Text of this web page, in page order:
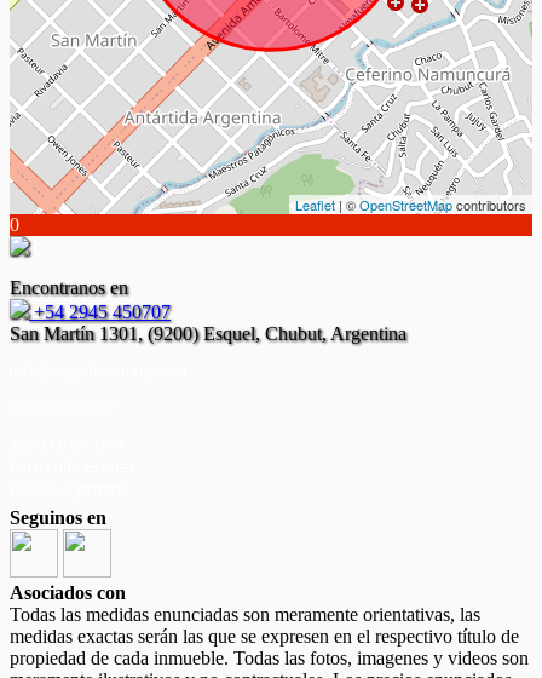
Leaflet | ©OpenStreetMapcontributors
0
Encontranos en
+54 2945 450707
San Martín 1301, (9200) Esquel, Chubut, Argentina
Seguinos en
Asociados con
Todas las medidas enunciadas son meramente orientativas, las
medidas exactas serán las que se expresen en el respectivo título de
propiedad de cada inmueble. Todas las fotos, imagenes y videos son